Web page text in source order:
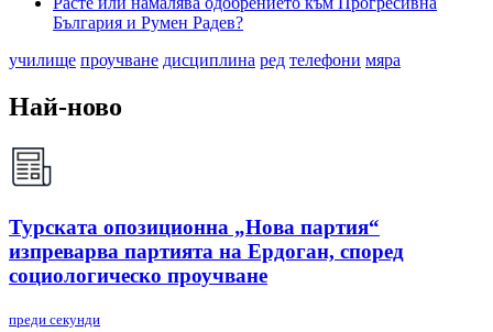
България и Румен Радев?
училище проучване дисциплина ред телефони мяра
Най-ново
Турската опозиционна „Нова партия“
изпреварва партията на Ердоган, според
социологическо проучване
преди секунди